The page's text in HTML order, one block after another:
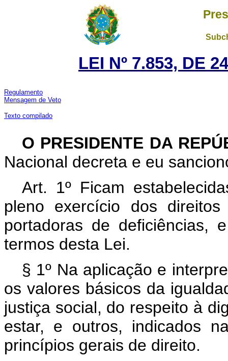
LEI Nº 7.853, DE
Regulamento
Mensagem de Veto
Texto compilado
O PRESIDENTE DA
Nacional decreta e eu
Art. 1º Ficam
pleno exercício dos
portadoras de deficiências,
termos desta Lei.
§ 1º Na aplicação e
os valores básicos da
justiça social, do respeito à
estar, e outros, indicados
princípios gerais de direito.